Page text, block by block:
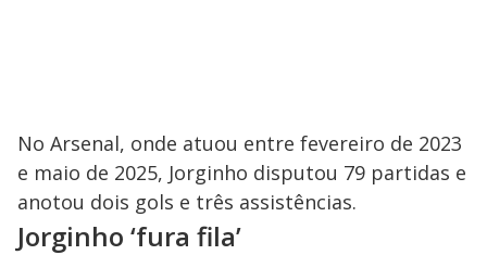
No Arsenal, onde atuou entre fevereiro de 2023
e maio de 2025, Jorginho disputou 79 partidas e
anotou dois gols e três assistências.
Jorginho ‘fura fila’